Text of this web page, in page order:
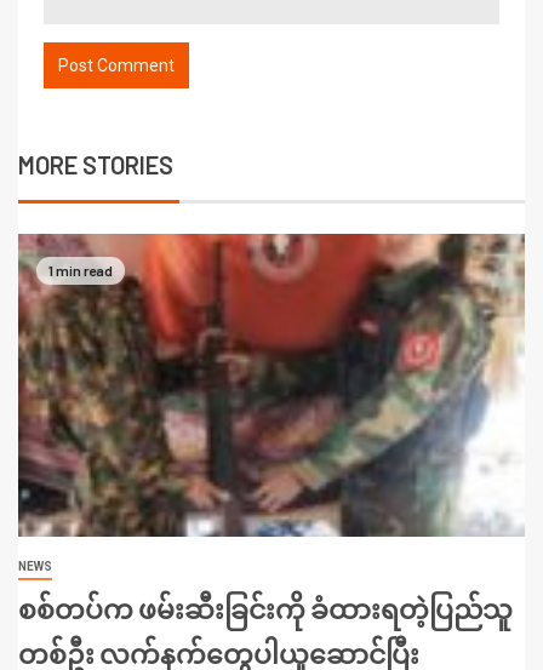
MORE STORIES
1 min read
NEWS
စစ်တပ်က ဖမ်းဆီးခြင်းကို ခံထားရတဲ့ပြည်သူ
တစ်ဦး လက်နက်တွေပါယူဆောင်ပြီး